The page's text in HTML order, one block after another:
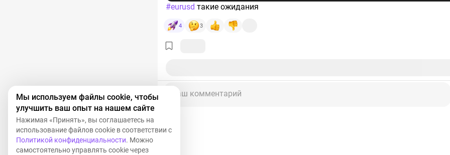
#eurusd такие ожидания
4 3
Ваш комментарий
Мы используем файлы cookie, чтобы
улучшить ваш опыт на нашем сайте
Нажимая «Принять», вы соглашаетесь на
использование файлов cookie в соответствии с
Политикой конфиденциальности. Можно
самостоятельно управлять cookie через